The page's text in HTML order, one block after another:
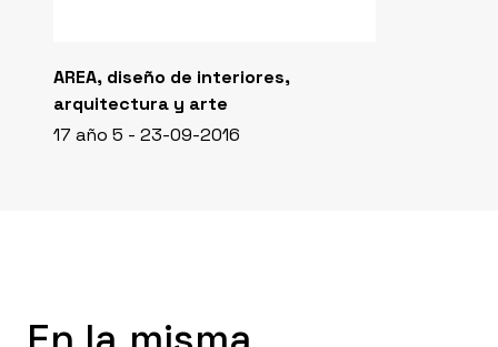
AREA, diseño de interiores,
arquitectura y arte
17 año 5 - 23-09-2016